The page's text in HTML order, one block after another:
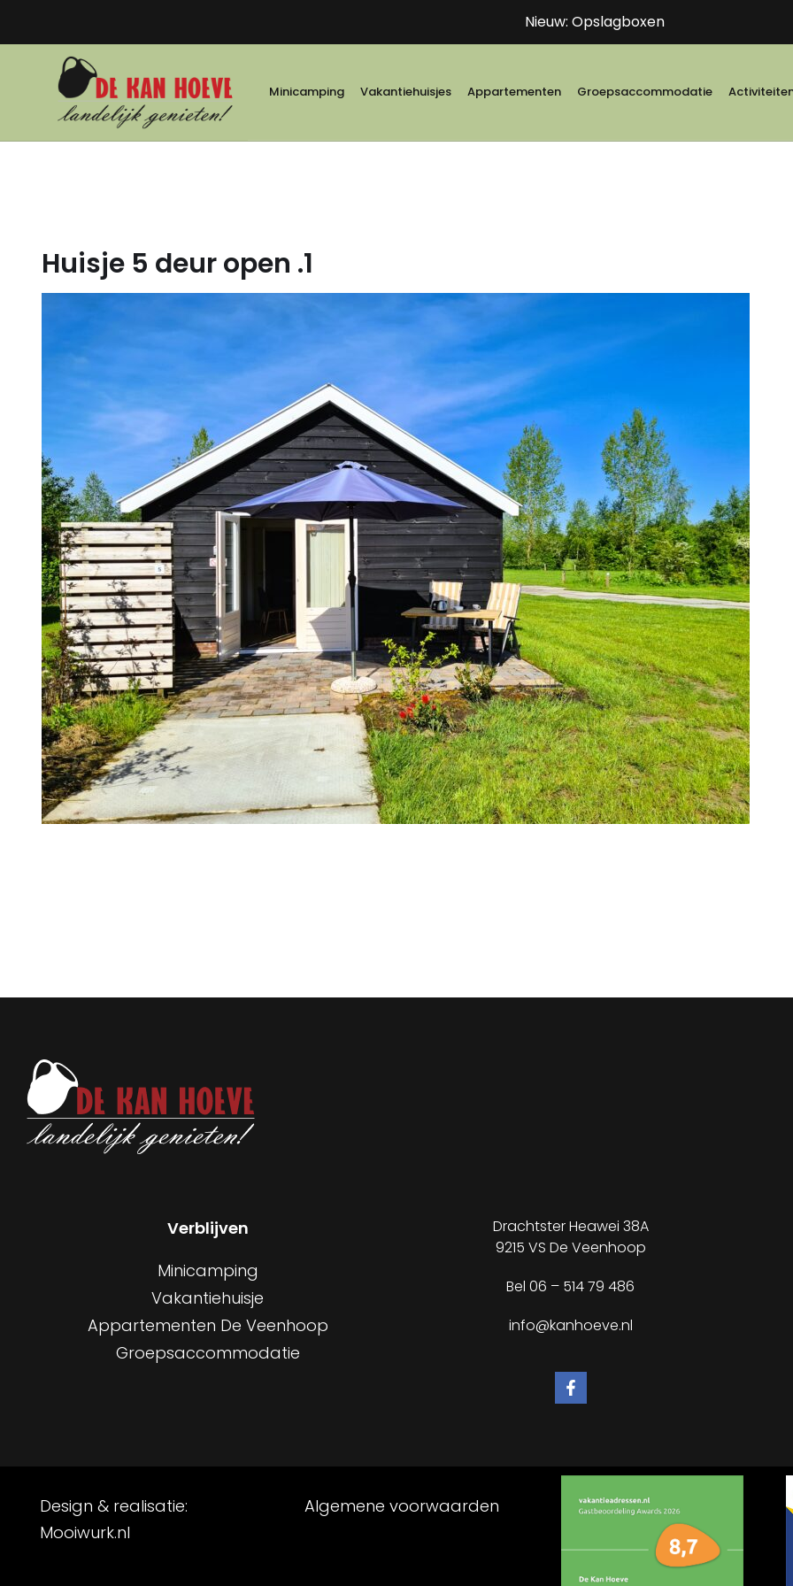
Nieuw: Opslagboxen
Minicamping Vakantiehuisjes Appartementen Groepsaccommodatie
Huisje 5 deur open .1
Verblijven
Minicamping
Vakantiehuisje
Appartementen De Veenhoop
Groepsaccommodatie
Drachtster Heawei 38A
9215 VS De Veenhoop
Bel06 – 514 79 486
info@kanhoeve.nl
Design & realisatie:
Mooiwurk.nl
Algemene voorwaarden